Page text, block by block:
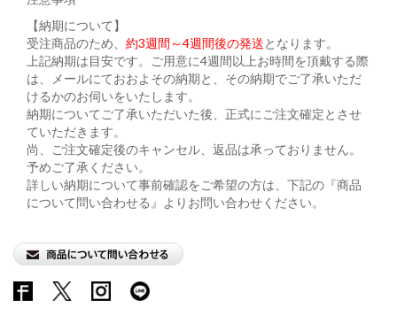
【納期について】
受注商品のため、 約3週間～4週間後の発送となります。
上記納期は目安です。ご用意に4週間以上お時間を頂戴する際
は、メールにておおよその納期と、その納期でご了承いただ
けるかのお伺いをいたします。
納期についてご了承いただいた後、正式にご注文確定とさせ
ていただきます。
尚、ご注文確定後のキャンセル、返品は承っておりません。
予めご了承ください。
詳しい納期について事前確認をご希望の方は、下記の『商品
について問い合わせる』よりお問い合わせください。